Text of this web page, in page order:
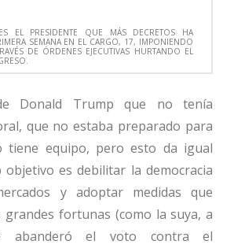
EL PRESIDENTE QUE MÁS DECRETOS HA
SEMANA EN EL CARGO, 17, IMPONIENDO
DE ÓRDENES EJECUTIVAS HURTANDO EL
Donald Trump que no tenía
que no estaba preparado para
tiene equipo, pero esto da igual
es debilitar la democracia
y adoptar medidas que
grandes fortunas (como la suya, a
abanderó el voto contra el